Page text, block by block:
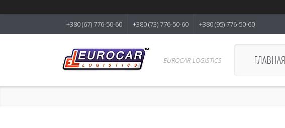
+380 (67) 776-50-60 +380 (73) 776-50-60 +380 (95) 776-50-60
EUROCAR-LOGISTICS ГЛАВНАЯ